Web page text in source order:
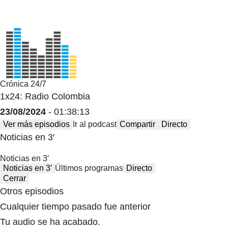
Crónica 24/7
1x24: Radio Colombia
23/08/2024 - 01:38:13
Ver más episodios Ir al podcast Compartir Directo
Noticias en 3′
Noticias en 3′
Noticias en 3′ Últimos programas Directo
Cerrar
Otros episodios
Cualquier tiempo pasado fue anterior
Tu audio se ha acabado.